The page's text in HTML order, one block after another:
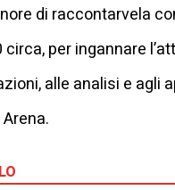
di raccontarvela
per ingannare
alle analisi e